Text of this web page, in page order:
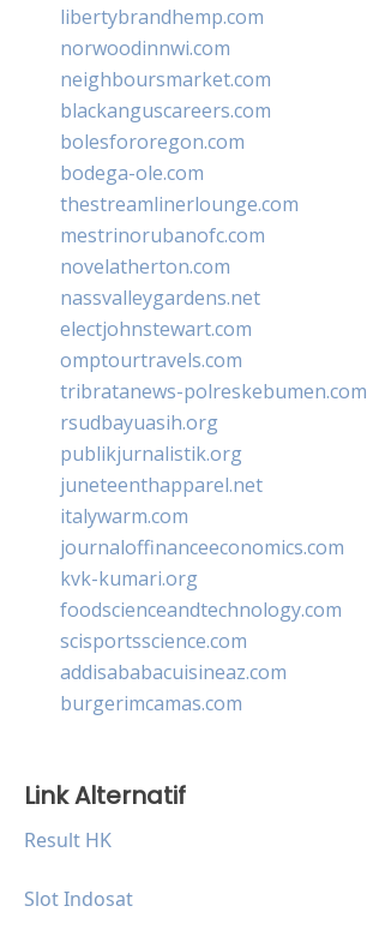
libertybrandhemp.com
norwoodinnwi.com
neighboursmarket.com
blackanguscareers.com
bolesfororegon.com
bodega-ole.com
thestreamlinerlounge.com
mestrinorubanofc.com
novelatherton.com
nassvalleygardens.net
electjohnstewart.com
omptourtravels.com
tribratanews-polreskebumen.com
rsudbayuasih.org
publikjurnalistik.org
juneteenthapparel.net
italywarm.com
journaloffinanceeconomics.com
kvk-kumari.org
foodscienceandtechnology.com
scisportsscience.com
addisababacuisineaz.com
burgerimcamas.com
Link Alternatif
Result HK
Slot Indosat